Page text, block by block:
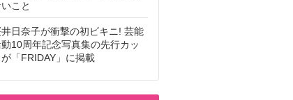
こと
日奈子が衝撃の初ビキニ! 芸能
10周年記念写真集の先行カッ
が「FRIDAY」に掲載